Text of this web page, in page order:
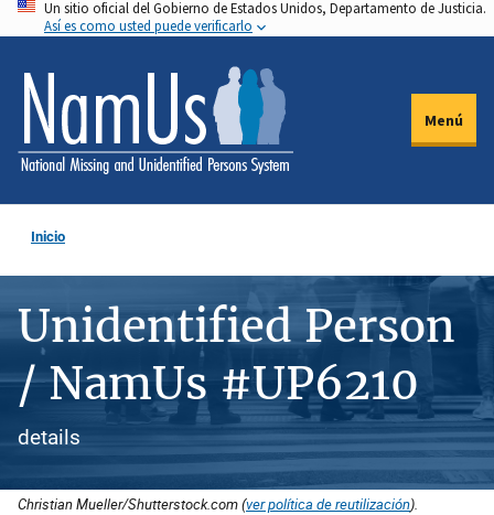
Pasar
al
contenido
principal
Un sitio oficial del Gobierno de Estados Unidos, Departamento de Justicia.
Así es como usted puede verificarlo
Menú
Inicio
Unidentified Person
/ NamUs #UP6210
details
Christian Mueller/Shutterstock.com (ver política de reutilización).